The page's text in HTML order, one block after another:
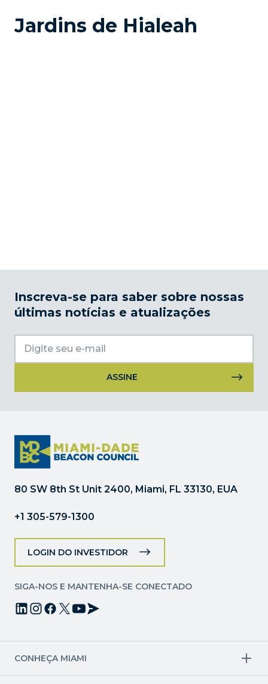
Jardins de Hialeah
Inscreva-se para saber sobre nossas
últimas notícias e atualizações
Contact.
Por
favor,
deixe
campo
branco.
80 SW 8th St Unit 2400, Miami, FL 33130, EUA
+1 305-579-1300
LOGIN DO INVESTIDOR
SIGA-NOS E MANTENHA-SE CONECTADO
CONHEÇA MIAMI